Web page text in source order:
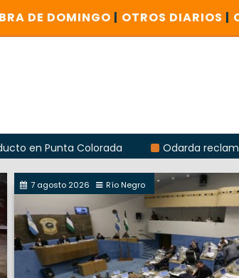
DE DOMINGO | OTROS DIARIOS |
Colorada Odarda reclamó la
7 agosto 2026 Río Negro